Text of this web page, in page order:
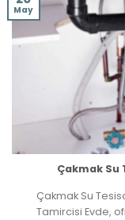
Çakmak Su
Çakmak Su
Tamircisi Evde,
May